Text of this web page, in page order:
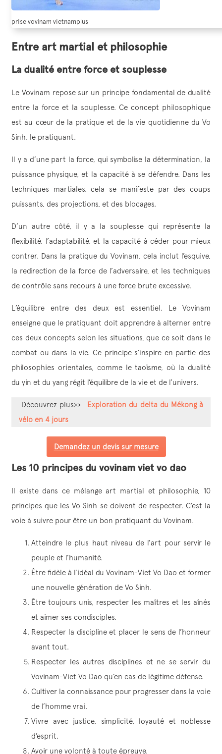
prise vovinam vietnamplus
Entre art martial et philosophie
La dualité entre force et souplesse
Le Vovinam repose sur un principe fondamental de dualité
entre la force et la souplesse. Ce concept philosophique
est au cœur de la pratique et de la vie quotidienne du Vo
Sinh, le pratiquant.
Il y a d’une part la force, qui symbolise la détermination, la
puissance physique, et la capacité à se défendre. Dans les
techniques martiales, cela se manifeste par des coups
puissants, des projections, et des blocages.
D’un autre côté, il y a la souplesse qui représente la
flexibilité, l’adaptabilité, et la capacité à céder pour mieux
contrer. Dans la pratique du Vovinam, cela inclut l’esquive,
la redirection de la force de l’adversaire, et les techniques
de contrôle sans recours à une force brute excessive.
L’équilibre entre des deux est essentiel. Le Vovinam
enseigne que le pratiquant doit apprendre à alterner entre
ces deux concepts selon les situations, que ce soit dans le
combat ou dans la vie. Ce principe s’inspire en partie des
philosophies orientales, comme le taoïsme, où la dualité
du yin et du yang régit l’équilibre de la vie et de l’univers.
Découvrez plus>>
Exploration du delta du Mékong à
vélo en 4 jours
Demandez un devis sur mesure
Les 10 principes du vovinam viet vo dao
Il existe dans ce mélange art martial et philosophie, 10
principes que les Vo Sinh se doivent de respecter. C’est la
voie à suivre pour être un bon pratiquant du Vovinam.
Atteindre le plus haut niveau de l’art pour servir le
peuple et l’humanité.
Être fidèle à l’idéal du Vovinam-Viet Vo Dao et former
une nouvelle génération de Vo Sinh.
Être toujours unis, respecter les maîtres et les aînés
et aimer ses condisciples.
Respecter la discipline et placer le sens de l’honneur
avant tout.
Respecter les autres disciplines et ne se servir du
Vovinam-Viet Vo Dao qu’en cas de légitime défense.
Cultiver la connaissance pour progresser dans la voie
de l’homme vrai.
Vivre avec justice, simplicité, loyauté et noblesse
d’esprit.
Avoir une volonté à toute épreuve.